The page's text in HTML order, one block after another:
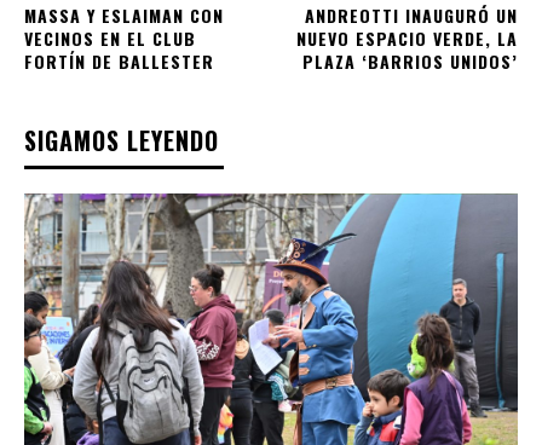
MASSA Y ESLAIMAN CON
VECINOS EN EL CLUB
FORTÍN DE BALLESTER
ANDREOTTI INAUGURÓ UN
NUEVO ESPACIO VERDE, LA
PLAZA ‘BARRIOS UNIDOS’
SIGAMOS LEYENDO